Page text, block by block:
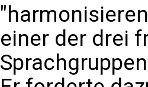
einer der drei